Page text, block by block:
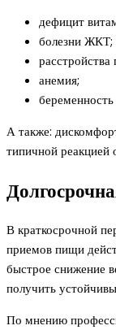
дефицит
болезни ЖКТ;
анемия;
А также:
типичной реакцией
В краткосрочной
приемов пищи
быстрое снижение
получить
По мнению